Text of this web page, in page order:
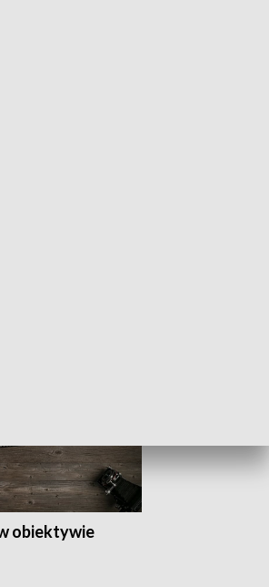
obiektywie